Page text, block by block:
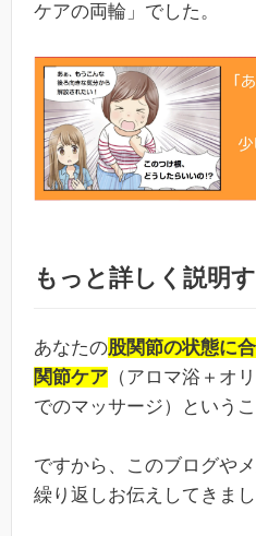
ケアの両輪」でした。
もっと詳しく説明
あなたの股関節の状態に
関節ケア （アロマ浴＋オ
でのマッサージ）というこ
ですから、このブログや
繰り返しお伝えしてきまし